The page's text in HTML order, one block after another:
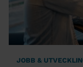
JOBB &